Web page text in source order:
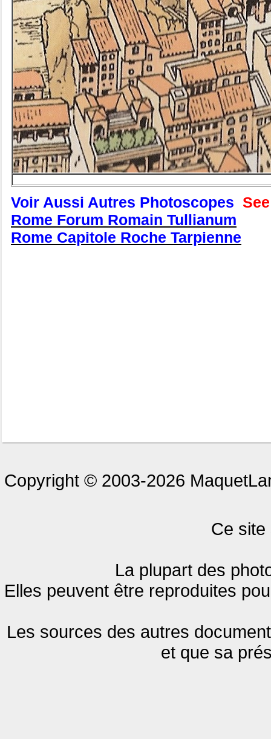
Voir Aussi Autres Photoscopes
Rome Forum Romain Tullianum
Rome Capitole Roche Tarpienne
Copyright © 2003-2026
Ce site
La plupart des
Elles peuvent être reproduites
Les sources des autres
et que sa